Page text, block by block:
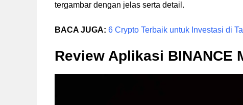
tergambar dengan jelas serta detail.
BACA JUGA: 6 Crypto Terbaik untuk Investasi di
Review Aplikasi BINANCE